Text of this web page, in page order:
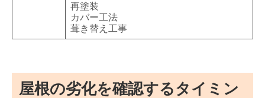
再塗装
カバー工法
葺き替え工事
屋根の劣化を確認するタイミン